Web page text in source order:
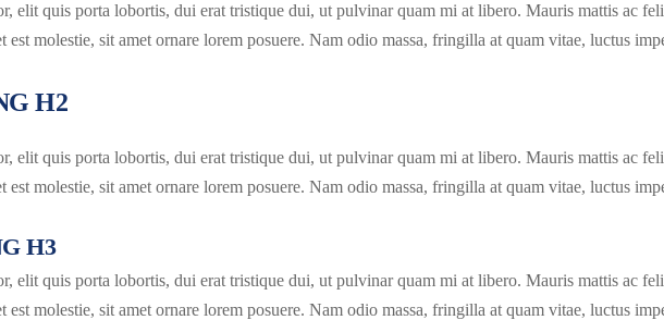
elit quis porta lobortis, dui erat tristique dui, ut pulvinar quam mi at libero. Mauris mattis ac
est molestie, sit amet ornare lorem posuere. Nam odio massa, fringilla at quam vitae, luctus
H2
elit quis porta lobortis, dui erat tristique dui, ut pulvinar quam mi at libero. Mauris mattis ac
est molestie, sit amet ornare lorem posuere. Nam odio massa, fringilla at quam vitae, luctus
H3
elit quis porta lobortis, dui erat tristique dui, ut pulvinar quam mi at libero. Mauris mattis ac
est molestie, sit amet ornare lorem posuere. Nam odio massa, fringilla at quam vitae, luctus